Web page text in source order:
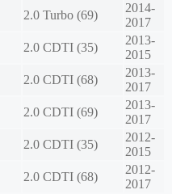
2.0 Turbo (69)
2014-
2017
2.0 CDTI (35)
2013-
2015
2.0 CDTI (68)
2013-
2017
2.0 CDTI (69)
2013-
2017
2.0 CDTI (35)
2012-
2015
2.0 CDTI (68)
2012-
2017